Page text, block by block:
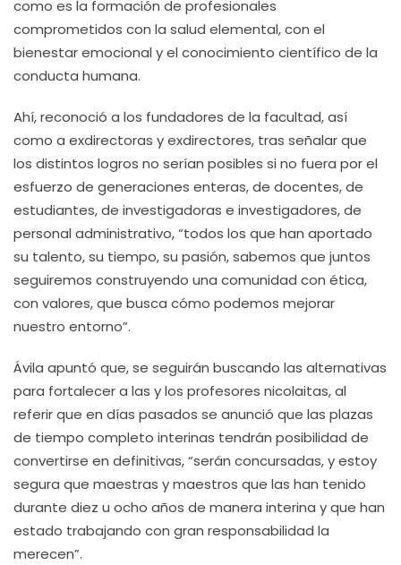
como es la formación de profesionales
comprometidos con la salud elemental, con el
bienestar emocional y el conocimiento científico de la
conducta humana.
Ahí, reconoció a los fundadores de la facultad, así
como a exdirectoras y exdirectores, tras señalar que
los distintos logros no serían posibles si no fuera por el
esfuerzo de generaciones enteras, de docentes, de
estudiantes, de investigadoras e investigadores, de
personal administrativo, “todos los que han aportado
su talento, su tiempo, su pasión, sabemos que juntos
seguiremos construyendo una comunidad con ética,
con valores, que busca cómo podemos mejorar
nuestro entorno”.
Ávila apuntó que, se seguirán buscando las alternativas
para fortalecer a las y los profesores nicolaitas, al
referir que en días pasados se anunció que las plazas
de tiempo completo interinas tendrán posibilidad de
convertirse en definitivas, “serán concursadas, y estoy
segura que maestras y maestros que las han tenido
durante diez u ocho años de manera interina y que han
estado trabajando con gran responsabilidad la
merecen”.